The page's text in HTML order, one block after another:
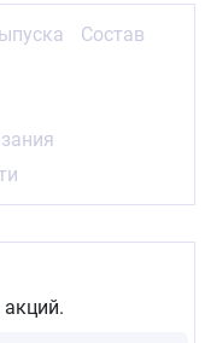
Состав
акций.